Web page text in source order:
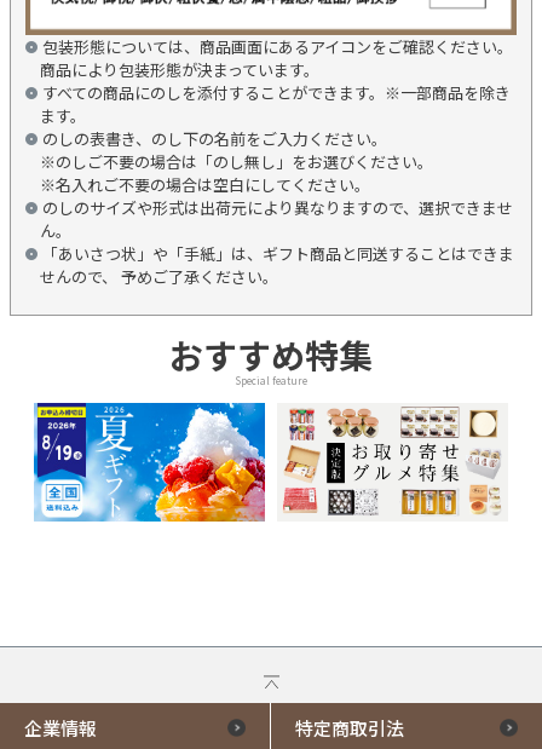
包装形態については、商品画面にあるアイコンをご確認ください。
商品により包装形態が決まっています。
すべての商品にのしを添付することができます。※一部商品を除き
ます。
のしの表書き、のし下の名前をご入力ください。
※のしご不要の場合は「のし無し」をお選びください。
※名入れご不要の場合は空白にしてください。
のしのサイズや形式は出荷元により異なりますので、選択できませ
ん。
「あいさつ状」や「手紙」は、ギフト商品と同送することはできま
せんので、 予めご了承ください。
おすすめ特集
Special feature
企業情報 特定商取引法